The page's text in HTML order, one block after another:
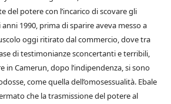
del potere con l’incarico di scovare gli
1990, prima di sparire aveva messo a
oggi ritirato dal commercio, dove tra
di testimonianze sconcertanti e terribili,
in Camerun, dopo l’indipendenza, si sono
come quella dell’omosessualità. Ebale
che la trasmissione del potere al